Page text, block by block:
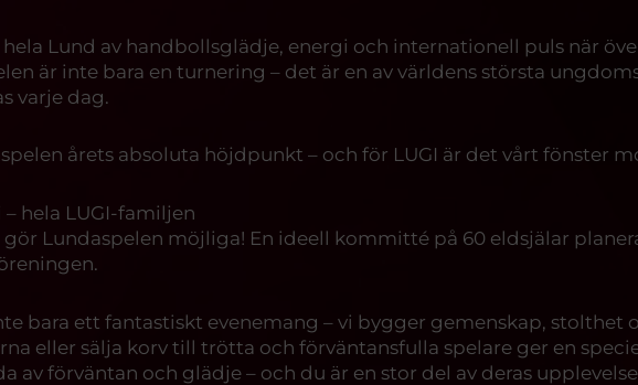
Lund av handbollsglädje, energi och internationell puls när
är inte bara en turnering – det är en av världens största
varje dag.
årets absoluta höjdpunkt – och för LUGI är det vårt fönster
hela LUGI-familjen
Lundaspelen möjliga! En ideell kommitté på 60 eldsjälar
bara ett fantastiskt evenemang – vi bygger gemenskap, stolthet
eller sälja korv till trötta och förväntansfulla spelare ger en
av förväntan och glädje – och du är en stor del av deras